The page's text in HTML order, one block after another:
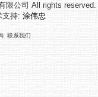
限公司 All rights reserved.
支持: 涂伟忠
联系我们